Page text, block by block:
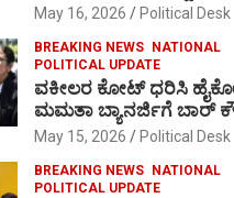
May 16, 2026 Political Desk
BREAKING NEWS
NATIONAL
POLITICAL UPDATE
ವಕೀಲರ ಕೋಟ್ ಧರಿಸಿ
ಮಮತಾ ಬ್ಯಾನರ್ಜಿಗೆ ಬಾರ್
May 15, 2026 Political Desk
BREAKING NEWS
NATIONAL
POLITICAL UPDATE